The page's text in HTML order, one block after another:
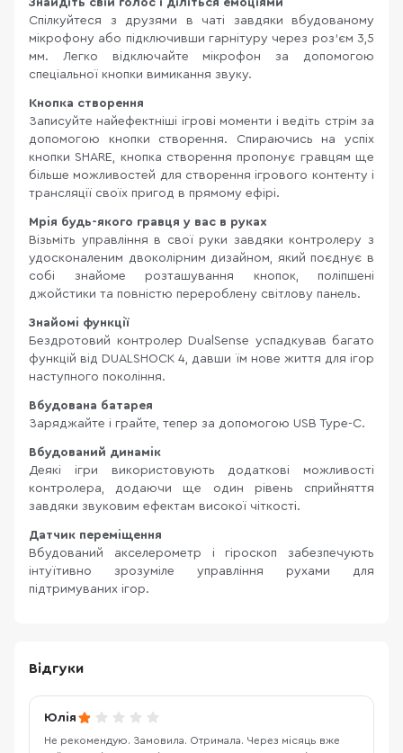
Знайдіть свій голос і діліться емоціями
Спілкуйтеся з друзями в чаті завдяки вбудованому
мікрофону або підключивши гарнітуру через роз'єм 3,5
мм. Легко відключайте мікрофон за допомогою
спеціальної кнопки вимикання звуку.
Кнопка створення
Записуйте найефектніші ігрові моменти і ведіть стрім за
допомогою кнопки створення. Спираючись на успіх
кнопки SHARE, кнопка створення пропонує гравцям ще
більше можливостей для створення ігрового контенту і
трансляції своїх пригод в прямому ефірі.
Мрія будь-якого гравця у вас в руках
Візьміть управління в свої руки завдяки контролеру з
удосконаленим двоколірним дизайном, який поєднує в
собі знайоме розташування кнопок, поліпшені
джойстики та повністю перероблену світлову панель.
Знайомі функції
Бездротовий контролер DualSense успадкував багато
функцій від DUALSHOCK 4, давши їм нове життя для ігор
наступного покоління.
Вбудована батарея
Заряджайте і грайте, тепер за допомогою USB Type-C.
Вбудований динамік
Деякі ігри використовують додаткові можливості
контролера, додаючи ще один рівень сприйняття
завдяки звуковим ефектам високої чіткості.
Датчик переміщення
Вбудований акселерометр і гіроскоп забезпечують
інтуїтивно зрозуміле управління рухами для
підтримуваних ігор.
Відгуки
Юлія
Не рекомендую. Замовила. Отримала. Через місяць вже